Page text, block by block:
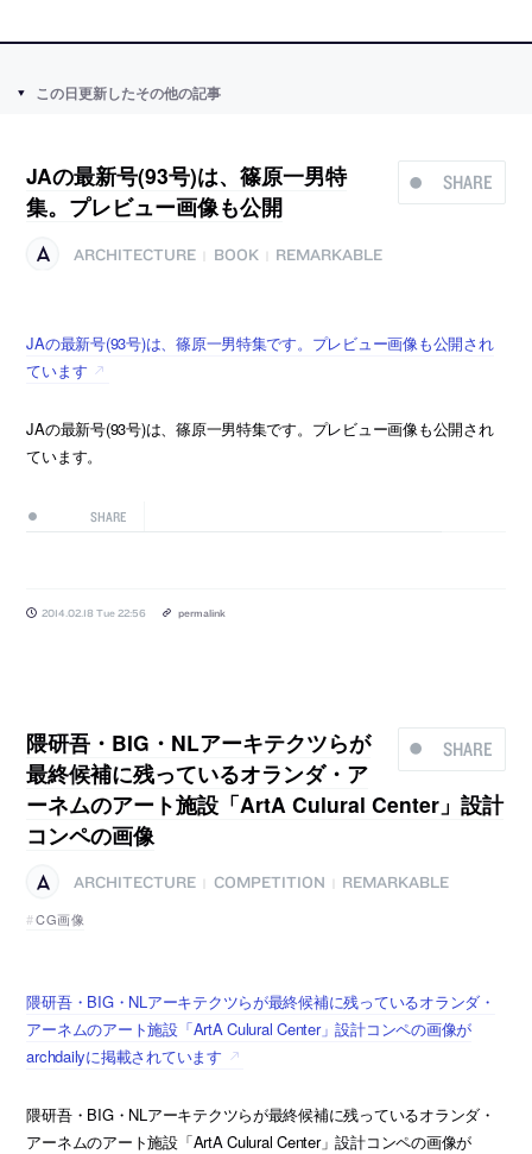
この日更新したその他の記事
SHARE
JAの最新号(93号)は、篠原一男特
集。プレビュー画像も公開
ARCHITECTURE BOOK REMARKABLE
JAの最新号(93号)は、篠原一男特集です。プレビュー画像も公開され
ています
JAの最新号(93号)は、篠原一男特集です。プレビュー画像も公開され
ています。
SHARE
2014.02.18 Tue 22:56 permalink
SHARE
隈研吾・BIG・NLアーキテクツらが
最終候補に残っているオランダ・ア
ーネムのアート施設「ArtA Culural Center」設計
コンペの画像
ARCHITECTURE COMPETITION
REMARKABLE
CG画像
隈研吾・BIG・NLアーキテクツらが最終候補に残っているオランダ・
アーネムのアート施設「ArtA Culural Center」設計コンペの画像が
archdailyに掲載されています
隈研吾・BIG・NLアーキテクツらが最終候補に残っているオランダ・
アーネムのアート施設「ArtA Culural Center」設計コンペの画像が